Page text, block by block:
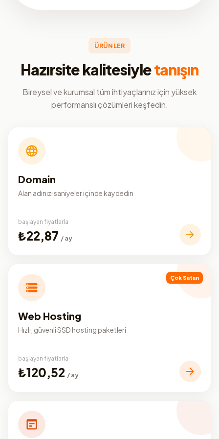
ÜRÜNLER
Hazırsite kalitesiyletanışın
Bireysel ve kurumsal tüm ihtiyaçlarınız için yüksek
performanslı çözümleri keşfedin.
Domain
Alan adınızı saniyeler içinde kaydedin
başlayan fiyatlarla
₺22,87 / ay
Çok Satan
Web Hosting
Hızlı, güvenli SSD hosting paketleri
başlayan fiyatlarla
₺120,52 / ay